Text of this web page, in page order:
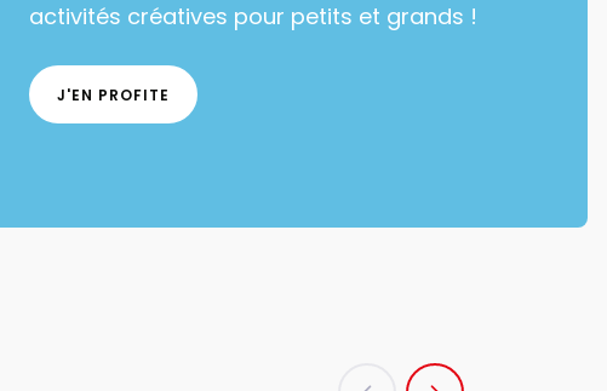
activités créatives pour petits et grands !
J'EN PROFITE